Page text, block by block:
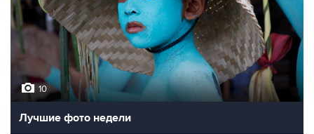
10
Лучшие фото недели